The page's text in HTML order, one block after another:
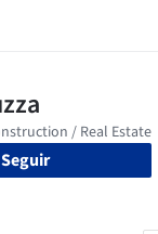
Seguir